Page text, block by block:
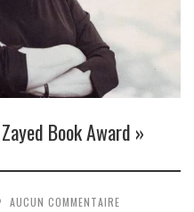
Book Award »
AUCUN COMMENTAIRE